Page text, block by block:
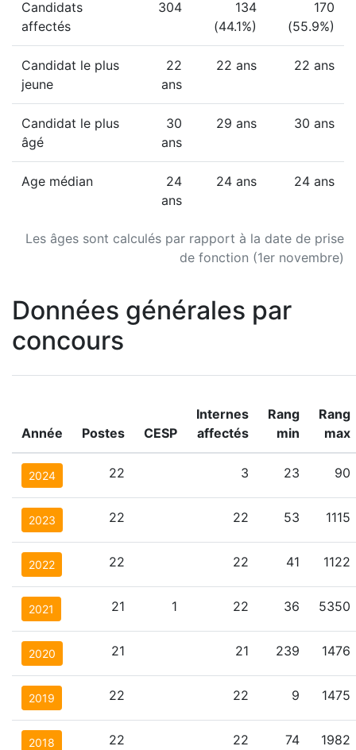
Les âges sont calculés par rapport à la date de prise
de fonction (1er novembre)
Candidats
affectés
304
134
(44.1%)
170
(55.9%)
Candidat le plus
jeune
22
ans
22 ans 22 ans
Candidat le plus
âgé
30
ans
29 ans 30 ans
Age médian
24
ans
24 ans 24 ans
Données générales par
concours
Année Postes CESP
Internes
affectés
Rang
min
Rang
max
2024 22 3 23 90
2023 22 22 53 1115
2022 22 22 41 1122
2021 21 1 22 36 5350
2020 21 21 239 1476
2019 22 22 9 1475
2018 22 22 74 1982